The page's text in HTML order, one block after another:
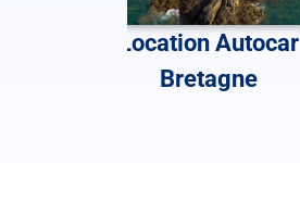
Location Autocar
Bretagne